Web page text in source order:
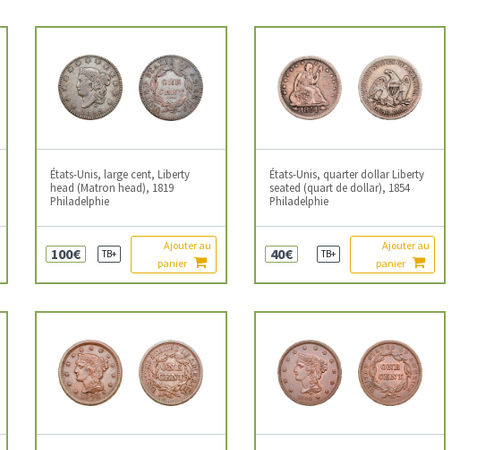
États-Unis, large cent, Liberty
head (Matron head), 1819
Philadelphie
100€ TB+
Ajouter au
panier
États-Unis, quarter dollar Liberty
seated (quart de dollar), 1854
Philadelphie
40€ TB+
Ajouter au
panier